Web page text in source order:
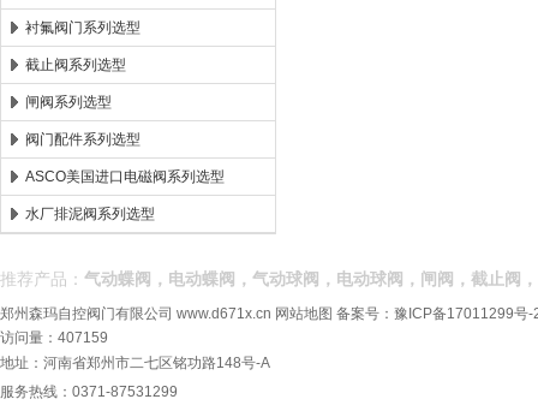
衬氟阀门系列选型
截止阀系列选型
闸阀系列选型
阀门配件系列选型
ASCO美国进口电磁阀系列选型
水厂排泥阀系列选型
推荐产品： 气动蝶阀，电动蝶阀，气动球阀，电动球阀，闸阀，截止阀
郑州森玛自控阀门有限公司 www.d671x.cn 网站地图 备案号： 豫ICP备17011299号-
访问量：407159
地址：河南省郑州市二七区铭功路148号-A
服务热线：0371-87531299